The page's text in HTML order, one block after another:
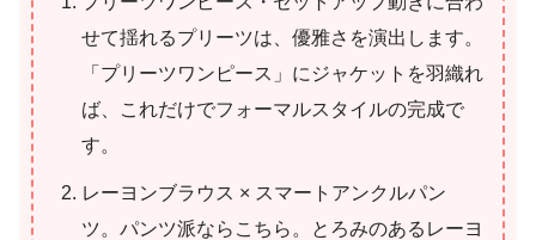
せて揺れるプリーツは、優雅さを演出します。
「プリーツワンピース」にジャケットを羽織れ
ば、これだけでフォーマルスタイルの完成で
す。
レーヨンブラウス × スマートアンクルパン
ツ。パンツ派ならこちら。とろみのあるレーヨ